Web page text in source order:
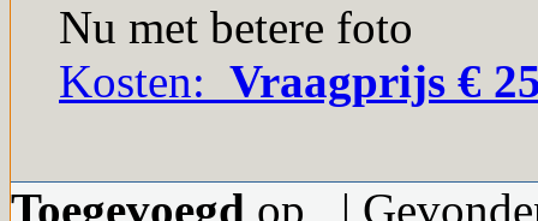
Nu met betere foto
Kosten: Vraagprijs €
Toegevoegd op |